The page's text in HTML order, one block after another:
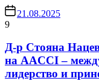
21.08.2025
9
Д-р Стояна
на AACCI –
лидерство и